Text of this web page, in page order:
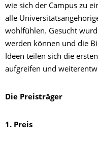
wie sich der Campus zu
alle
wohlfühlen. Gesucht
werden können und die
Ideen teilen sich die
aufgreifen und
Die Preisträger
1. Preis